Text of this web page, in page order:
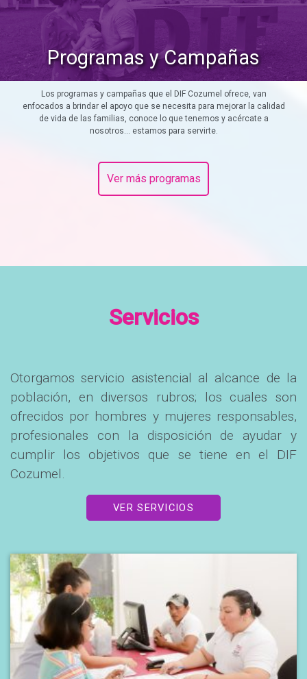
Ver noticia
Programas y Campañas
Los programas y campañas que el DIF Cozumel ofrece, van
enfocados a brindar el apoyo que se necesita para mejorar la calidad
de vida de las familias, conoce lo que tenemos y acércate a
nosotros... estamos para servirte.
Ver más programas
Servicios
Otorgamos servicio asistencial al alcance de la
población, en diversos rubros; los cuales son
ofrecidos por hombres y mujeres responsables,
profesionales con la disposición de ayudar y
cumplir los objetivos que se tiene en el DIF
Cozumel.
VER SERVICIOS